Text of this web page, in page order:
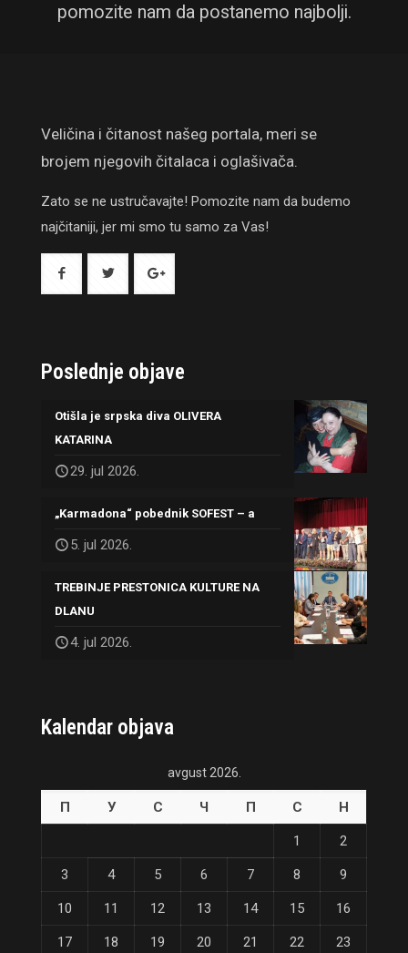
pomozite nam da postanemo najbolji.
Veličina i čitanost našeg portala, meri se
brojem njegovih čitalaca i oglašivača.
Zato se ne ustručavajte! Pomozite nam da budemo
najčitaniji, jer mi smo tu samo za Vas!
Poslednje objave
Otišla je srpska diva OLIVERA
KATARINA
29. jul 2026.
„Karmadona“ pobednik SOFEST – a
5. jul 2026.
TREBINJE PRESTONICA KULTURE NA
DLANU
4. jul 2026.
Kalendar objava
avgust 2026.
П У С Ч П С Н
1 2
3 4 5 6 7 8 9
10 11 12 13 14 15 16
17 18 19 20 21 22 23